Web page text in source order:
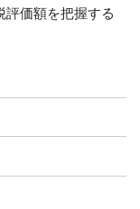
評価額を把握する